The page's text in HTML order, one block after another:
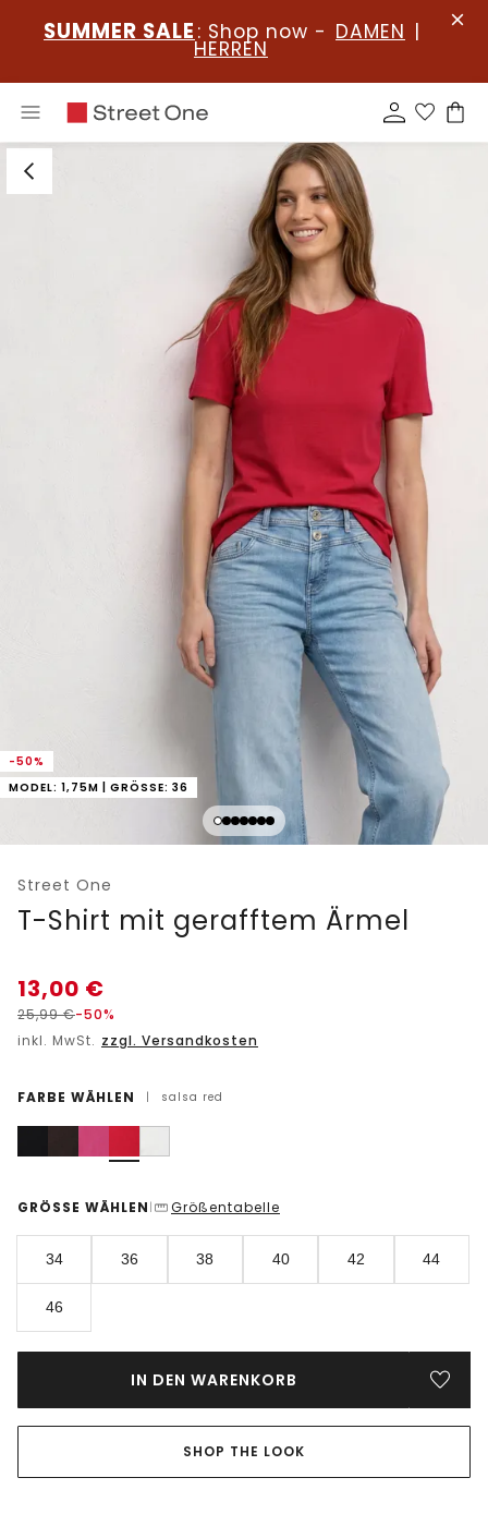
SUMMER SALE : Shop now - DAMEN |
HERREN
-50%
MODEL: 1,75M | GRÖSSE: 36
Street One
T-Shirt mit gerafftem Ärmel
13,00 €
25,99€-50%
inkl. MwSt. zzgl. Versandkosten
FARBE WÄHLEN | salsa red
GRÖSSE WÄHLEN | Größentabelle
34 36 38 40 42 44
46
IN DEN WARENKORB
SHOP THE LOOK